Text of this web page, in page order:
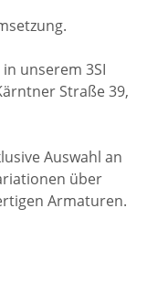
unserem 3SI
Straße 39,
Auswahl an
über
Armaturen.